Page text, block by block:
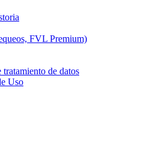
FVL Premium)
de datos
Uso